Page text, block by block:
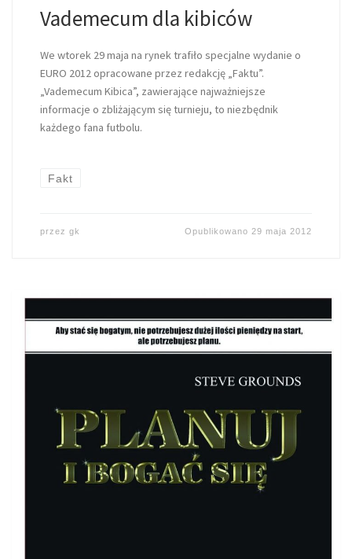
Vademecum dla kibiców
We wtorek 29 maja na rynek trafiło specjalne wydanie o
EURO 2012 opracowane przez redakcję „Faktu”.
„Vademecum Kibica”, zawierające najważniejsze
informacje o zbliżającym się turnieju, to niezbędnik
każdego fana futbolu.
Fakt
przez gk Opublikowano 29 maja 2012